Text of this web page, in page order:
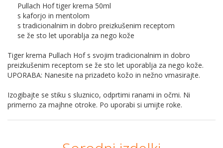
Pullach Hof tiger krema 50ml
s kaforjo in mentolom
s tradicionalnim in dobro preizkušenim receptom
se že sto let uporablja za nego kože
Tiger krema Pullach Hof s svojim tradicionalnim in dobro
preizkušenim receptom se že sto let uporablja za nego kože.
UPORABA: Nanesite na prizadeto kožo in nežno vmasirajte.
Izogibajte se stiku s sluznico, odprtimi ranami in očmi. Ni
primerno za majhne otroke. Po uporabi si umijte roke.